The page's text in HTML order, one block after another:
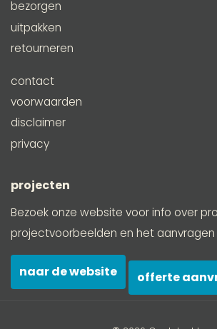
bezorgen
uitpakken
retourneren
contact
voorwaarden
disclaimer
privacy
projecten
Bezoek onze website voor info over
projectvoorbeelden en het
naar de website offerte